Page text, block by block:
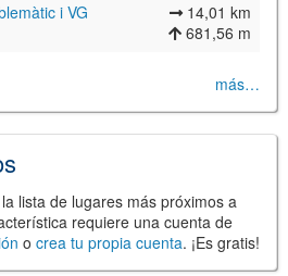
Leaflet
library for interactive maps
i VG
14,01 km
681,56 m
más…
lista de lugares más próximos a
requiere una cuenta de
o crea tu propia cuenta. ¡Es gratis!